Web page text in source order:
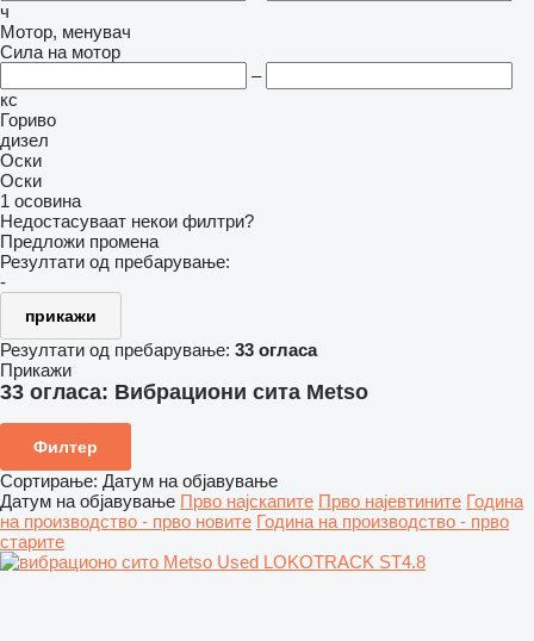
ч
Мотор, менувач
Сила на мотор
–
кс
Гориво
дизел
Оски
Оски
1 осовина
Недостасуваат некои филтри?
Предложи промена
Резултати од пребарување:
-
прикажи
Резултати од пребарување: 33 огласа
Прикажи
33 огласа: Вибрациони сита Metso
Филтер
Сортирање: Датум на објавување
Датум на објавување Прво најскапите Прво најевтините Година
на производство - прво новите Година на производство - прво
старите